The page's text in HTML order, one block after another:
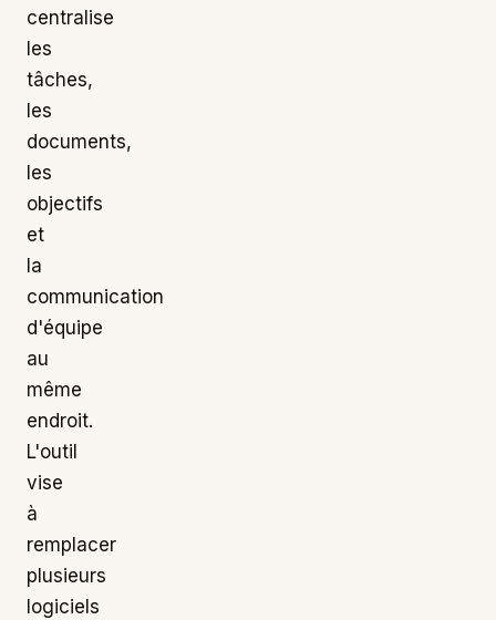
centralise
les
tâches,
les
documents,
les
objectifs
et
la
communication
d'équipe
au
même
endroit.
L'outil
vise
à
remplacer
plusieurs
logiciels